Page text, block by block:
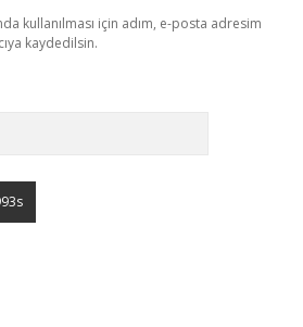
kullanılması için adım, e-posta adresim
kaydedilsin.